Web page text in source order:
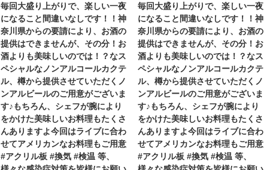
毎回大盛り上がりで、楽しい一夜
になること間違いなしです！！神
奈川県からの要請により、お酒の
提供はできませんが、その分！お
酒よりも美味しいのでは！？なス
ペシャルなノンアルコールカクテ
ル、樽から提供させていただくノ
ンアルビールのご用意がございま
す♪もちろん、シェフが腕により
をかけた美味しいお料理もたくさ
んありますよ今回はライブに合わ
せてアメリカンなお料理もご用意
#アクリル板 #換気 #検温 等、
毎回大盛り上がりで、楽しい一夜
になること間違いなしです！！神
奈川県からの要請により、お酒の
提供はできませんが、その分！お
酒よりも美味しいのでは！？なス
ペシャルなノンアルコールカクテ
ル、樽から提供させていただくノ
ンアルビールのご用意がございま
す♪もちろん、シェフが腕により
をかけた美味しいお料理もたくさ
んありますよ今回はライブに合わ
せてアメリカンなお料理もご用意
#アクリル板 #換気 #検温 等、